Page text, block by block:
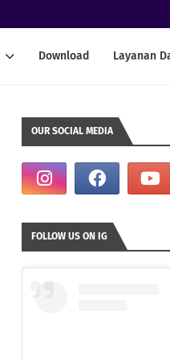
Download Layanan
OUR SOCIAL MEDIA
FOLLOW US ON IG